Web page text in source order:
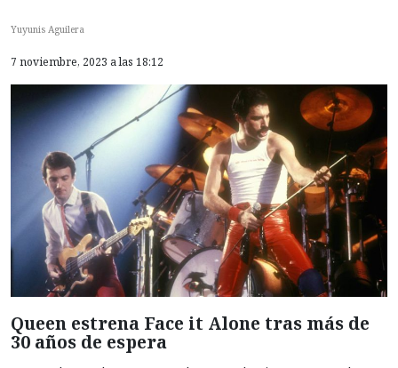
Yuyunis Aguilera
7 noviembre, 2023 a las 18:12
Queen estrena Face it Alone tras más de
30 años de espera